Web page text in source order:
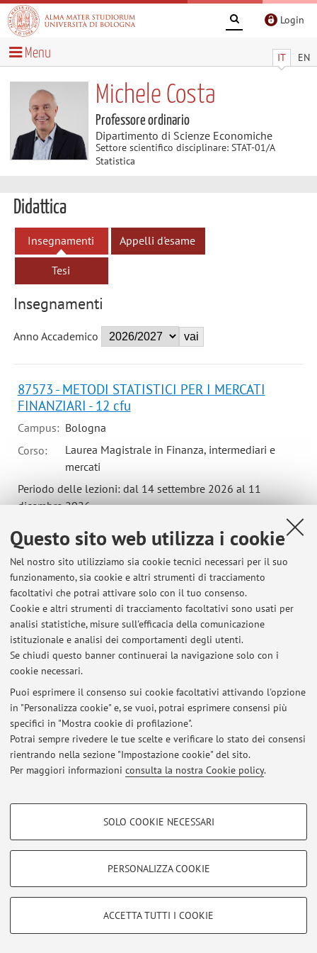
Questo sito web utilizza i cookie
Nel nostro sito utilizziamo sia cookie tecnici necessari per il suo
funzionamento, sia cookie e altri strumenti di tracciamento
facoltativi che potrai attivare solo con il tuo consenso.
Cookie e altri strumenti di tracciamento facoltativi sono usati per
analisi statistiche, misure sull'efficacia della comunicazione
istituzionale e analisi dei comportamenti degli utenti.
Se chiudi questo banner continuerai la navigazione solo con i
cookie necessari.
Puoi esprimere il consenso sui cookie facoltativi attivando l'opzione
in "Personalizza cookie" e, se vuoi, potrai esprimere consensi più
specifici in "Mostra cookie di profilazione".
Potrai sempre rivedere le tue scelte e verificare lo stato dei consensi
rientrando nella sezione "Impostazione cookie" del sito.
Per maggiori informazioni consulta la nostra Cookie policy.
COOKIE DI PROFILAZIONE - FACOLTATIVI
COOKIE TECNICI - NECESSARI
Si tratta di cookie tecnici utilizzati, a titolo esemplificativo, per il corretto
SOLO COOKIE NECESSARI
PERSONALIZZA COOKIE
ACCETTA TUTTI I COOKIE
Login
IT EN
Menu
Michele Costa
Professore ordinario
Dipartimento di Scienze Economiche
Settore scientifico disciplinare: STAT-01/A
Statistica
Didattica
Insegnamenti Appelli d'esame
Tesi
Insegnamenti
Anno Accademico
87573 - METODI STATISTICI PER I MERCATI
FINANZIARI - 12 cfu
Campus: Bologna
Corso:
Laurea Magistrale in Finanza, intermediari e
mercati
Periodo delle lezioni: dal 14 settembre 2026 al 11
dicembre 2026
Orario delle lezioni
B8245 - STATISTICA - 9 cfu
Campus: Bologna
Corso:
Laurea in Economia, mercati e istituzioni
Ultimi avvisi
Al momento non sono presenti avvisi.
Area riservata
Accedi tramiteloginper gestire tutti i contenuti del sito.
Zamboni, 33 - 40126 Bologna - Partita IVA: 01131710376
Privacy|Note legali|Impostazioni Cookie